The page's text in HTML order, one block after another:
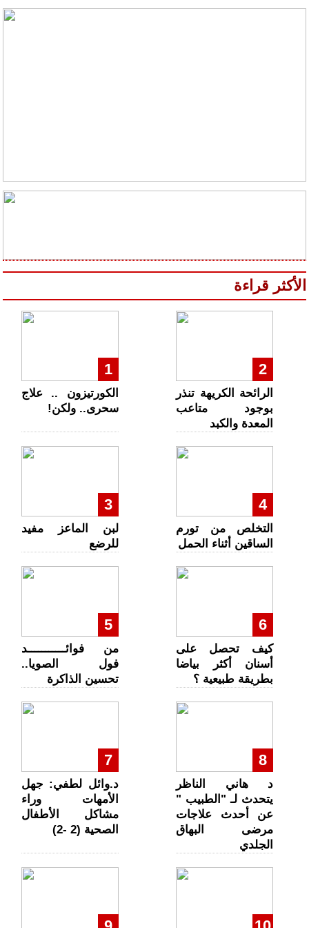
الأكثر قراءة
1
الكورتيزون .. علاج
سحرى.. ولكن!
2
الرائحة الكريهة تنذر
بوجود متاعب
المعدة والكبد
3
لبن الماعز مفيد
للرضع
4
التخلص من تورم
الساقين أثناء الحمل
5
من فوائـــــــــــد
فول الصويا..
تحسين الذاكرة
6
كيف تحصل على
أسنان أكثر بياضا
بطريقة طبيعية ؟
7
د.وائل لطفي: جهل
الأمهات وراء
مشاكل الأطفال
الصحية (2 -2)
8
د هاني الناظر
يتحدث لـ "الطبيب "
عن أحدث علاجات
مرضى البهاق
الجلدي